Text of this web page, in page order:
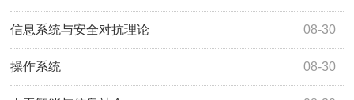
08-30
信息系统与安全对抗理论
08-30
操作系统